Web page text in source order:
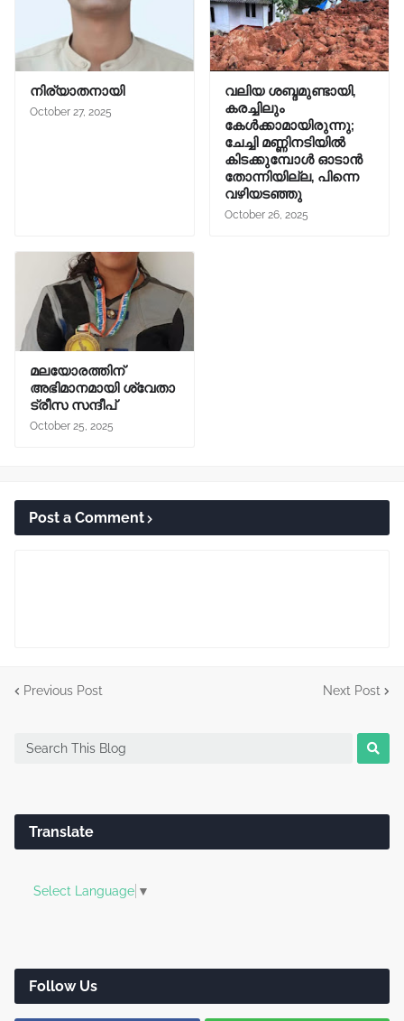
നിര്യാതനായി
October 27, 2025
വലിയ ശബ്ദമുണ്ടായി,
കരച്ചിലും
കേൾക്കാമായിരുന്നു;
ചേച്ചി മണ്ണിനടിയിൽ
കിടക്കുമ്പോൾ ഓടാൻ
തോന്നിയില്ല, പിന്നെ
വഴിയടഞ്ഞു
October 26, 2025
മലയോരത്തിന്
അഭിമാനമായി ശ്വേതാ
ട്രീസ സന്ദീപ്
October 25, 2025
Post a Comment
Previous Post Next Post
Translate
Select Language ▼
Follow Us